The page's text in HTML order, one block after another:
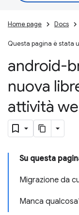
Home page Docs
Questa pagina è stata
android-
nuova
attività
Su questa
Migrazione da
Manca